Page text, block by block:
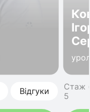
Відгуки
Стаж
5